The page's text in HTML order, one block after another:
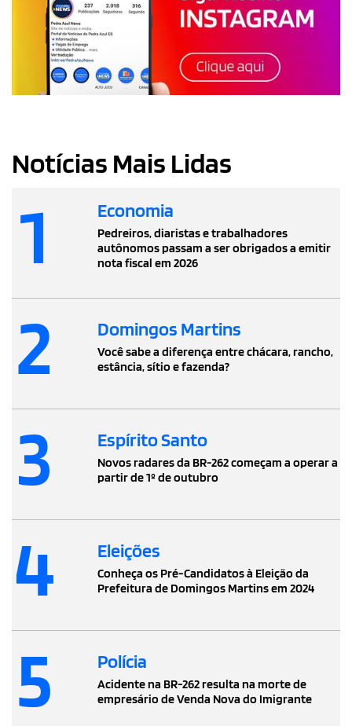
Notícias Mais Lidas
1 Economia
Pedreiros, diaristas e trabalhadores
autônomos passam a ser obrigados a emitir
nota fiscal em 2026
2 Domingos Martins
Você sabe a diferença entre chácara, rancho,
estância, sítio e fazenda?
3 Espírito Santo
Novos radares da BR-262 começam a operar a
partir de 1º de outubro
4 Eleições
Conheça os Pré-Candidatos à Eleição da
Prefeitura de Domingos Martins em 2024
5 Polícia
Acidente na BR-262 resulta na morte de
empresário de Venda Nova do Imigrante